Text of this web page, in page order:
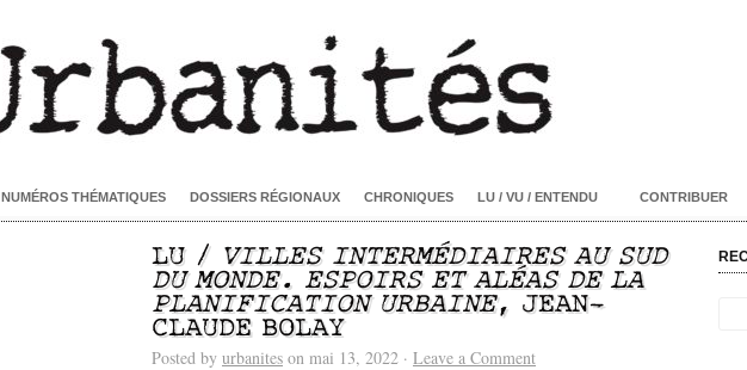
NUMÉROS THÉMATIQUES DOSSIERS RÉGIONAUX CHRONIQUES LU / VU / ENTENDU CONTRIBUER
LU / VILLES INTERMÉDIAIRES AU SUD
DU MONDE. ESPOIRS ET ALÉAS DE LA
PLANIFICATION URBAINE, JEAN-
CLAUDE BOLAY
Posted by urbanites on mai 13, 2022 · Leave a Comment